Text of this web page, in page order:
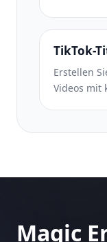
lebendiger
bereiter
TikTok-
Erstellen
Videos mit
Magic